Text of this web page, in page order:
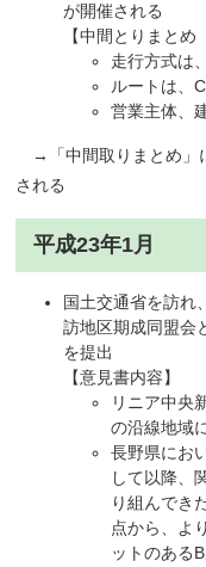
が開催される
【中間とりまとめ
走行方式は
ルートは、
営業主体、
→「中間取りまとめ」
される
平成23年1月
国土交通省を訪れ
訪地区期成同盟会
を提出
【意見書内容】
リニア中央
の沿線地域
長野県にお
して以降、
り組んでき
点から、よ
ットのある